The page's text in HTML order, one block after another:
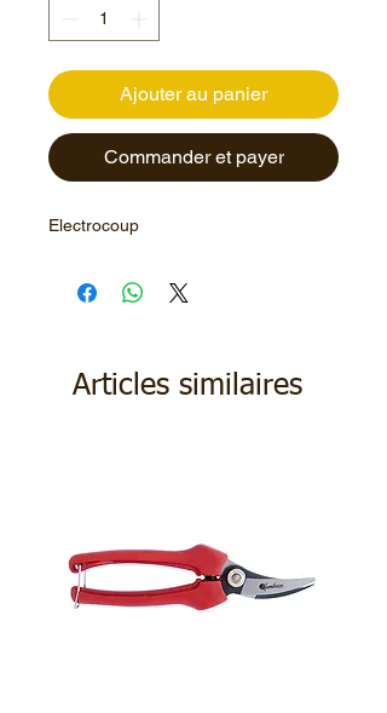
Ajouter au panier
Commander et payer
Electrocoup
Articles similaires